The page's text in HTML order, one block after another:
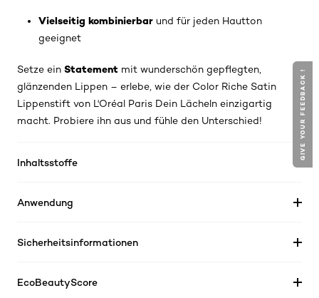
Vielseitig kombinierbar und für jeden Hautton
geeignet
Setze ein Statement mit wunderschön gepflegten,
glänzenden Lippen – erlebe, wie der Color Riche Satin
Lippenstift von L'Oréal Paris Dein Lächeln einzigartig
macht. Probiere ihn aus und fühle den Unterschied!
Inhaltsstoffe
Anwendung
Sicherheitsinformationen
EcoBeautyScore
GIVE YOUR FEEDBACK !